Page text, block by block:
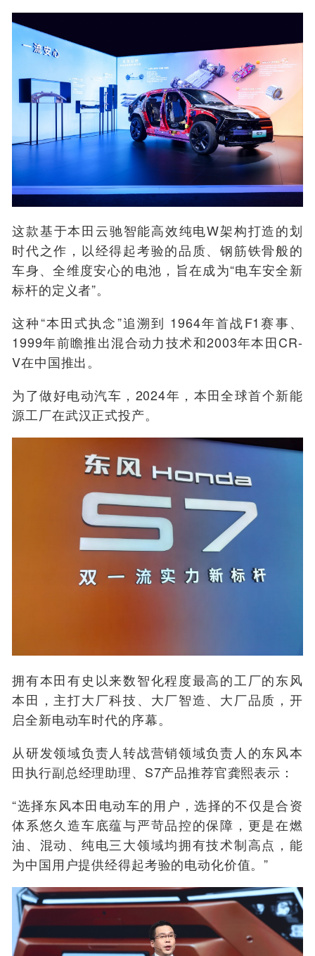
这款基于本田云驰智能高效纯电W架构打造的划
时代之作 ，以经得起考验的品质、钢筋铁骨般的
车身、全维度安心的电池，旨在成为“电车安全新
标杆的定义者”。
这种“本田式执念”追溯到 1964年首战F1赛事、
1999年前瞻推出混合动力技术和2003年本田CR-
V在中国推出。
为了做好电动汽车， 2024年 ，本田全球首个新能
源工厂在武汉正式投产。
拥有本田有史以来数智化程度最高的工厂的东风
本田 ，主打大厂科技、大厂智造、大厂品质 ， 开
启全新电动车时代的序幕。
从研发领域负责人转战营销领域负责人的东风本
田执行副总经理助理、 S7产品推荐官龚熙表示 ：
“选择东风本田电动车的用户，选择的不仅是合资
体系悠久造车底蕴与严苛品控的保障，更是在燃
油、混动、纯电三大领域均拥有技术制高点，能
为中国用户提供经得起考验的电动化价值。”